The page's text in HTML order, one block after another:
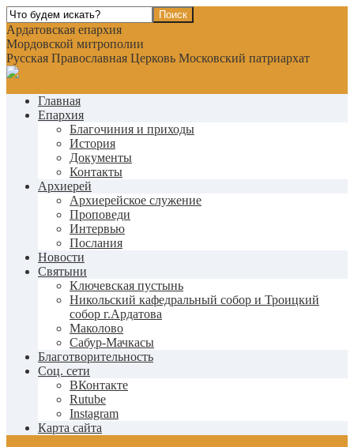
Ардатовская епархия
Мордовской митрополии
Русская Православная Церковь Московский патриархат
Главная
Епархия
Благочиния и приходы
История
Документы
Контакты
Архиерей
Архиерейское служение
Проповеди
Интервью
Послания
Новости
Святыни
Ключевская пустынь
Никольский кафедральный собор и Троицкий
собор г.Ардатова
Маколово
Сабур-Мачкасы
Благотворительность
Соц. сети
ВКонтакте
Rutube
Instagram
Карта сайта